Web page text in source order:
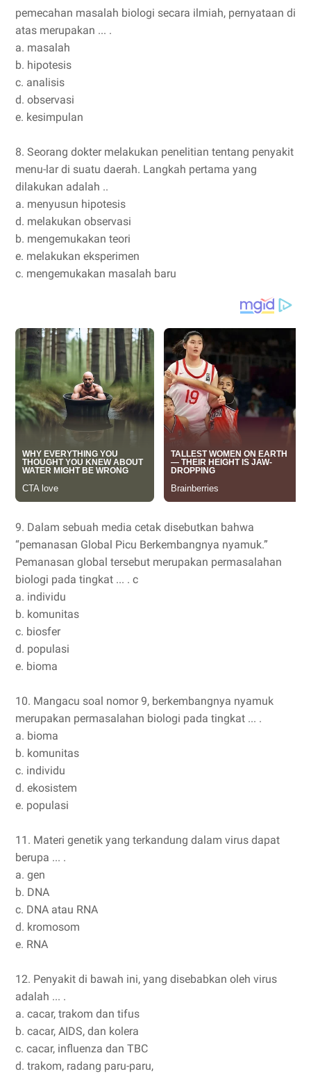
pemecahan masalah biologi secara ilmiah, pernyataan di
atas merupakan ... .
a. masalah
b. hipotesis
c. analisis
d. observasi
e. kesimpulan
8. Seorang dokter melakukan penelitian tentang penyakit
menu-lar di suatu daerah. Langkah pertama yang
dilakukan adalah ..
a. menyusun hipotesis
d. melakukan observasi
b. mengemukakan teori
e. melakukan eksperimen
c. mengemukakan masalah baru
9. Dalam sebuah media cetak disebutkan bahwa
“pemanasan Global Picu Berkembangnya nyamuk.”
Pemanasan global tersebut merupakan permasalahan
biologi pada tingkat ... . c
a. individu
b. komunitas
c. biosfer
d. populasi
e. bioma
10. Mangacu soal nomor 9, berkembangnya nyamuk
merupakan permasalahan biologi pada tingkat ... .
a. bioma
b. komunitas
c. individu
d. ekosistem
e. populasi
11. Materi genetik yang terkandung dalam virus dapat
berupa ... .
a. gen
b. DNA
c. DNA atau RNA
d. kromosom
e. RNA
12. Penyakit di bawah ini, yang disebabkan oleh virus
adalah ... .
a. cacar, trakom dan tifus
b. cacar, AIDS, dan kolera
c. cacar, influenza dan TBC
d. trakom, radang paru-paru,